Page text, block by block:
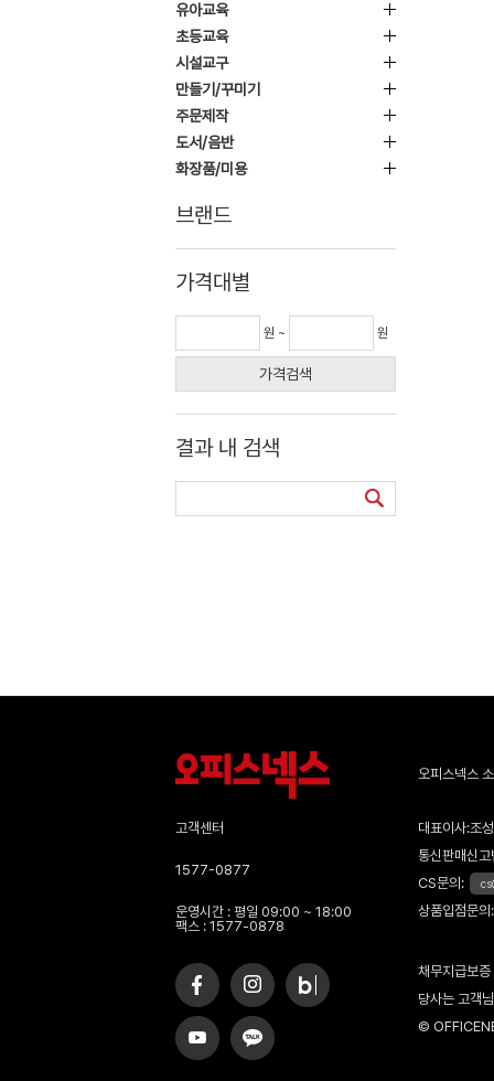
유아교육
초등교육
시설교구
만들기/꾸미기
주문제작
도서/음반
화장품/미용
브랜드
가격대별
원 ~ 원
가격검색
결과 내 검색
고객센터
1577-0877
운영시간 : 평일 09:00 ~ 18:00
팩스 : 1577-0878
오피스넥스
대표이사:조
통신판매신
CS문의:
상품입점문의:
채무지급보
당사는 고객
©